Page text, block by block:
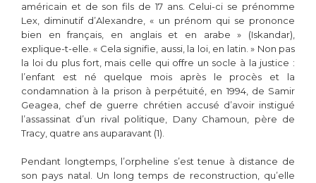
américain et de son fils de 17 ans. Celui-ci se prénomme
Lex, diminutif d’Alexandre, « un prénom qui se prononce
bien en français, en anglais et en arabe » (Iskandar),
explique-t-elle. « Cela signifie, aussi, la loi, en latin. » Non pas
la loi du plus fort, mais celle qui offre un socle à la justice :
l’enfant est né quelque mois après le procès et la
condamnation à la prison à perpétuité, en 1994, de Samir
Geagea, chef de guerre chrétien accusé d’avoir instigué
l’assassinat d’un rival politique, Dany Chamoun, père de
Tracy, quatre ans auparavant (1).
Pendant longtemps, l’orpheline s’est tenue à distance de
son pays natal. Un long temps de reconstruction, qu’elle